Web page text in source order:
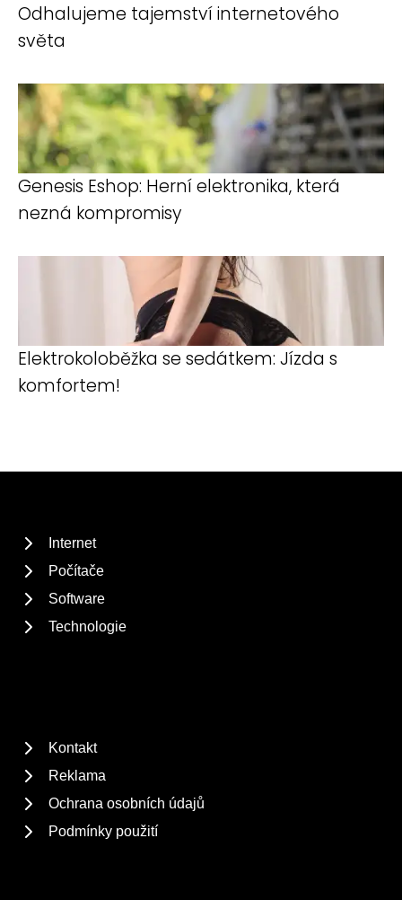
Odhalujeme tajemství internetového
světa
Genesis Eshop: Herní elektronika, která
nezná kompromisy
Elektrokoloběžka se sedátkem: Jízda s
komfortem!
Internet
Počítače
Software
Technologie
Kontakt
Reklama
Ochrana osobních údajů
Podmínky použití